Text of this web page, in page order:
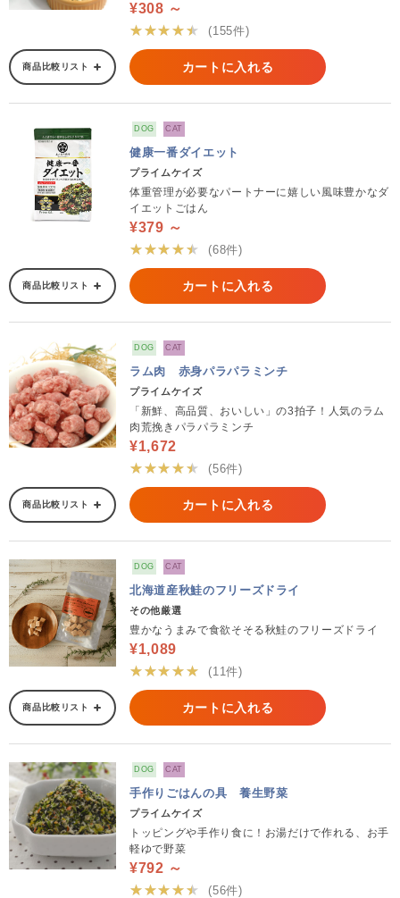
¥308 ～
★★★★★
(155件)
商品比較リスト カートに入れる
DOG CAT
健康一番ダイエット
プライムケイズ
体重管理が必要なパートナーに嬉しい風味豊かなダ
イエットごはん
¥379 ～
★★★★★
(68件)
商品比較リスト カートに入れる
DOG CAT
ラム肉 赤身パラパラミンチ
プライムケイズ
「新鮮、高品質、おいしい」の3拍子！人気のラム
肉荒挽きパラパラミンチ
¥1,672
★★★★★
(56件)
商品比較リスト カートに入れる
DOG CAT
北海道産秋鮭のフリーズドライ
その他厳選
豊かなうまみで食欲そそる秋鮭のフリーズドライ
¥1,089
★★★★★
(11件)
商品比較リスト カートに入れる
DOG CAT
手作りごはんの具 養生野菜
プライムケイズ
トッピングや手作り食に！お湯だけで作れる、お手
軽ゆで野菜
¥792 ～
★★★★★
(56件)